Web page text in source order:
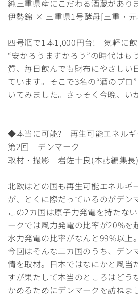
純三重県産にこだわる酒蔵があり
伊勢錦 × 三重県1号酵母[三重・
四号瓶で1本1,000円台! 気軽に
“安かろうまずかろう”の時代はも
質、毎日飲んでも財布にやさしい
ています。そこで3名の“酒のプロ
いてみました。さっそく今晩、い
◆本当に可能? 再生可能エネルギ
第2回 デンマーク
取材・撮影 岩佐十良(本誌編集長)
北欧はどの国も再生可能エネルギ
が、とくに際だっているのがデン
この2カ国は原子力発電を持たな
ークでは風力発電の比率が20%を
水力発電の比率がなんと99%以上。
今回はそんな二カ国のうち、デン
情を取材。日本ではなにかと風当
すが果たして本当のところはどう
かめるためにデンマークを訪ねま